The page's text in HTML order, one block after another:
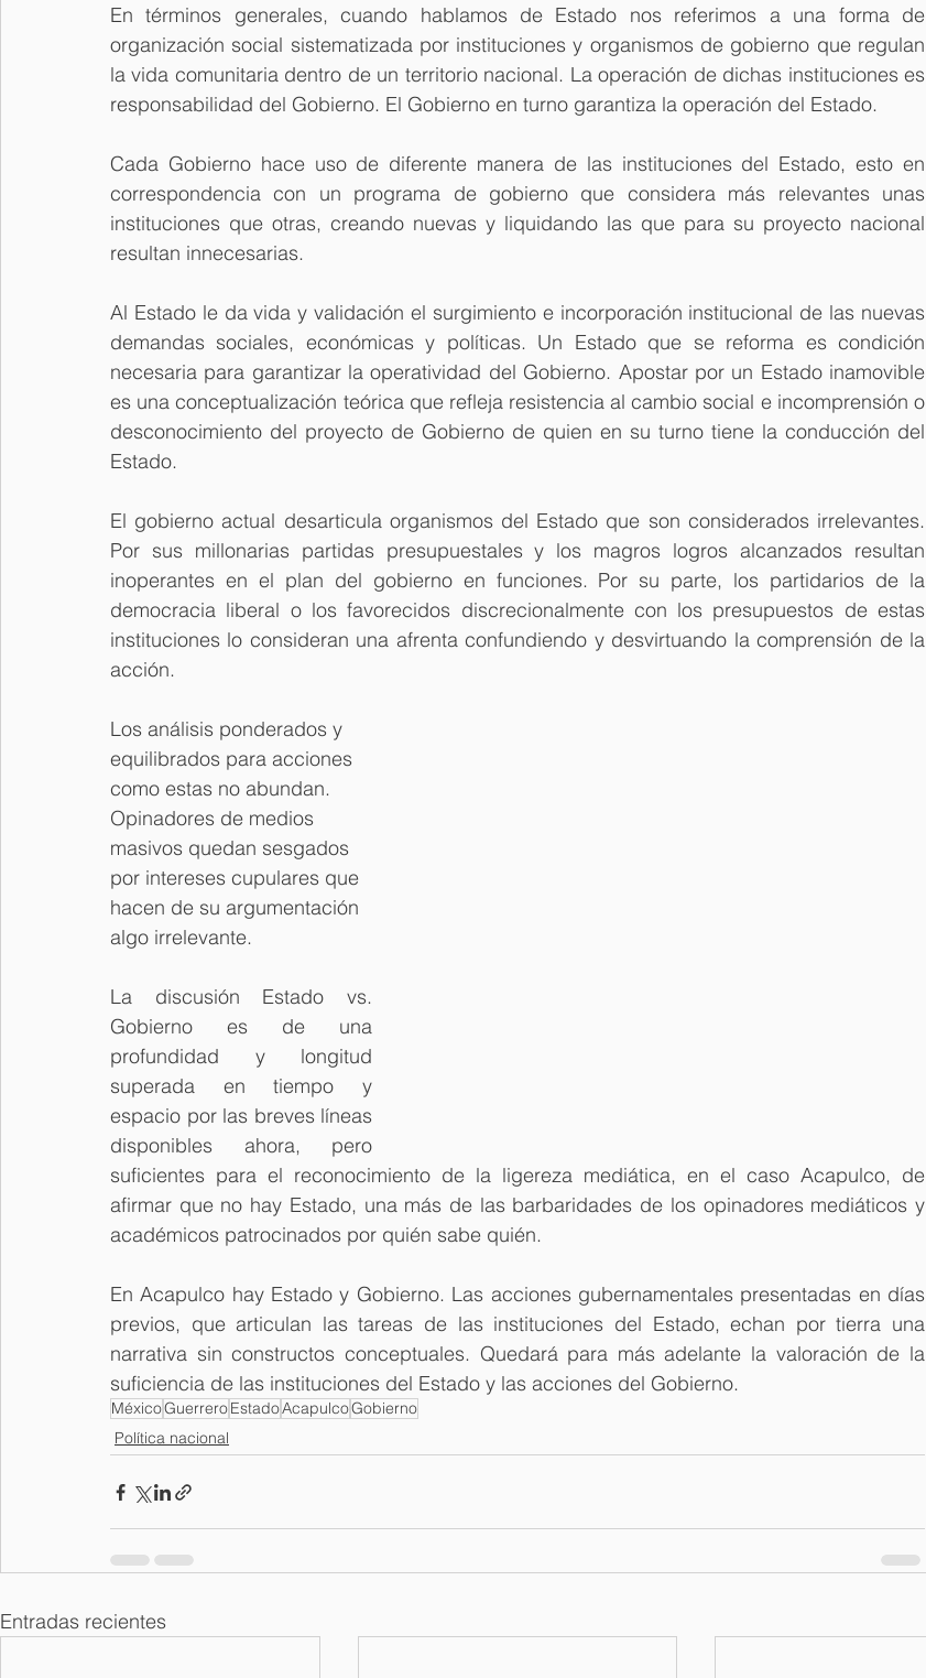
En términos generales, cuando hablamos de Estado nos referimos a una forma de
organización social sistematizada por instituciones y organismos de gobierno que regulan
la vida comunitaria dentro de un territorio nacional. La operación de dichas instituciones es
responsabilidad del Gobierno. El Gobierno en turno garantiza la operación del Estado.
Cada Gobierno hace uso de diferente manera de las instituciones del Estado, esto en
correspondencia con un programa de gobierno que considera más relevantes unas
instituciones que otras, creando nuevas y liquidando las que para su proyecto nacional
resultan innecesarias.
Al Estado le da vida y validación el surgimiento e incorporación institucional de las nuevas
demandas sociales, económicas y políticas. Un Estado que se reforma es condición
necesaria para garantizar la operatividad del Gobierno. Apostar por un Estado inamovible
es una conceptualización teórica que refleja resistencia al cambio social e incomprensión o
desconocimiento del proyecto de Gobierno de quien en su turno tiene la conducción del
Estado.
El gobierno actual desarticula organismos del Estado que son considerados irrelevantes.
Por sus millonarias partidas presupuestales y los magros logros alcanzados resultan
inoperantes en el plan del gobierno en funciones. Por su parte, los partidarios de la
democracia liberal o los favorecidos discrecionalmente con los presupuestos de estas
instituciones lo consideran una afrenta confundiendo y desvirtuando la comprensión de la
acción.
Los análisis ponderados y
equilibrados para acciones
como estas no abundan.
Opinadores de medios
masivos quedan sesgados
por intereses cupulares que
hacen de su argumentación
algo irrelevante.
La discusión Estado vs.
Gobierno es de una
profundidad y longitud
superada en tiempo y
espacio por las breves líneas
disponibles ahora, pero
suficientes para el reconocimiento de la ligereza mediática, en el caso Acapulco, de
afirmar que no hay Estado, una más de las barbaridades de los opinadores mediáticos y
académicos patrocinados por quién sabe quién.
En Acapulco hay Estado y Gobierno. Las acciones gubernamentales presentadas en días
previos, que articulan las tareas de las instituciones del Estado, echan por tierra una
narrativa sin constructos conceptuales. Quedará para más adelante la valoración de la
suficiencia de las instituciones del Estado y las acciones del Gobierno.
MéxicoGuerreroEstadoAcapulcoGobierno
Política nacional
Entradas recientes